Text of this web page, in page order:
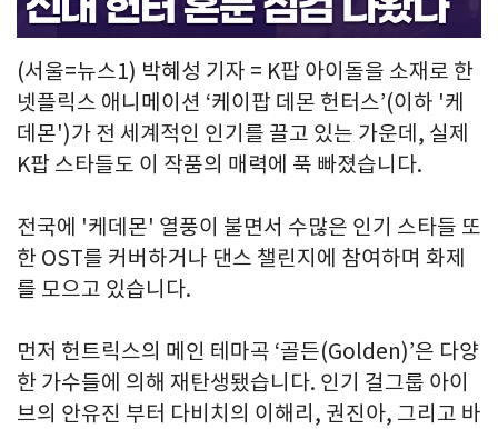
Video
(서울=뉴스1) 박혜성 기자 = K팝 아이돌을 소재로 한
넷플릭스 애니메이션 ‘케이팝 데몬 헌터스’(이하 '케
데몬')가 전 세계적인 인기를 끌고 있는 가운데, 실제
K팝 스타들도 이 작품의 매력에 푹 빠졌습니다.
전국에 '케데몬' 열풍이 불면서 수많은 인기 스타들 또
한 OST를 커버하거나 댄스 챌린지에 참여하며 화제
를 모으고 있습니다.
먼저 헌트릭스의 메인 테마곡 ‘골든(Golden)’은 다양
한 가수들에 의해 재탄생됐습니다. 인기 걸그룹 아이
브의 안유진 부터 다비치의 이해리, 권진아, 그리고 바